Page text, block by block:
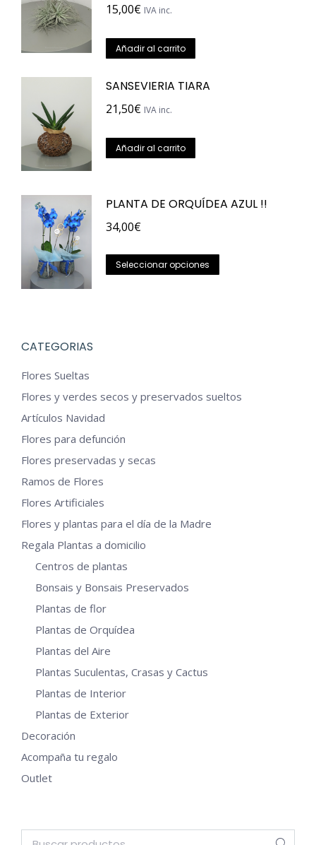
15,00€ IVA inc.
Añadir al carrito
SANSEVIERIA TIARA
21,50€ IVA inc.
Añadir al carrito
PLANTA DE ORQUÍDEA AZUL !!
34,00€
Seleccionar opciones
se
CATEGORIAS
Flores Sueltas
Flores y verdes secos y preservados sueltos
Artículos Navidad
Flores para defunción
Flores preservadas y secas
Ramos de Flores
Flores Artificiales
Flores y plantas para el día de la Madre
Regala Plantas a domicilio
Centros de plantas
Bonsais y Bonsais Preservados
Plantas de flor
Plantas de Orquídea
Plantas del Aire
Plantas Suculentas, Crasas y Cactus
Plantas de Interior
Plantas de Exterior
Decoración
Acompaña tu regalo
Outlet